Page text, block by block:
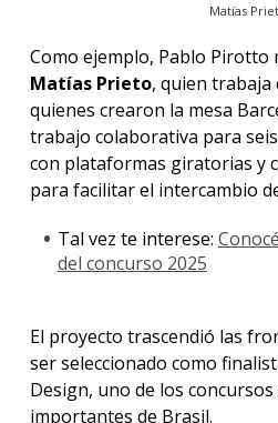
Matías
Como ejemplo, Pablo Pirotto
Matías Prieto, quien trabaja
quienes crearon la mesa
trabajo colaborativa para
con plataformas giratorias y
para facilitar el intercambio
Tal vez te interese:
del concurso 2025
El proyecto trascendió las
ser seleccionado como
Design, uno de los
importantes de Brasil.